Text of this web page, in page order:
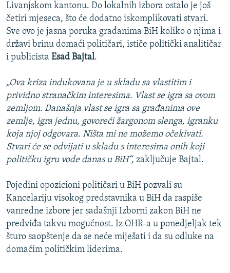
Livanjskom kantonu. Do lokalnih izbora ostalo je još
četiri mjeseca, što će dodatno iskomplikovati stvari.
Sve ovo je jasna poruka građanima BiH koliko o njima i
državi brinu domaći političari, ističe politički analitičar
i publicista Esad Bajtal.
„Ova kriza indukovana je u skladu sa vlastitim i
prividno stranačkim interesima. Vlast se igra sa ovom
zemljom. Današnja vlast se igra sa građanima ove
zemlje, igra jednu, govoreći žargonom slenga, igranku
koja njoj odgovara. Ništa mi ne možemo očekivati.
Stvari će se odvijati u skladu s interesima onih koji
političku igru vode danas u BiH“, zaključuje Bajtal.
Pojedini opozicioni političari u BiH pozvali su
Kancelariju visokog predstavnika u BiH da raspiše
vanredne izbore jer sadašnji Izborni zakon BiH ne
predviđa takvu mogućnost. Iz OHR-a u ponedjeljak tek
šturo saopštenje da se neće miješati i da su odluke na
domaćim političkim liderima.